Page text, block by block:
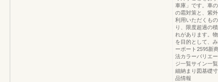
車庫」です。車
の霜対策と、紫
利用いただくも
り、限度超過の
れがあります。
を目的として、
ーポート2595新
法カラーバリエ
ジ一覧サイン一
細納まり図基礎
品情報